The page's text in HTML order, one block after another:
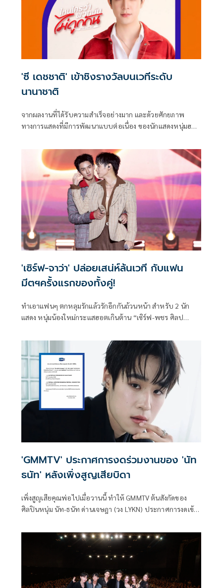
'ซี เดชชาติ' เข้าชิงรางวัลบนเวทีระดับ
นานาชาติ
จากผลงานที่ได้รับความสำเร็จอย่างมาก และด้วยศักยภาพ
ทางการแสดงที่มีการพัฒนาแบบต่อเนื่อง ของนักแสดงหนุ่มฮอต
เทนต์โพรไวเดอร์ชั้นนำของ เมืองไทย ในเครือบริษัท เดอะ วัน
เอ็นเตอร์ไพรส์ จำกัด (มหาชน)
'เซิร์ฟ-จาว่า' ปล่อยเสน่ห์ล้นเวที กับแฟน
มีตฯครั้งแรกของทั้งคู่!
ทำเอาแฟนๆ ตกหลุมรักแล้วรักอีกกันถ้วนหน้า สำหรับ 2 นัก
แสดง หนุ่มน้องใหม่กระแสฮอตเกินต้าน “เซิร์ฟ-พชร ศิลป
เทนต์โพรไวเดอร์ชั้นนำของเมืองไทย ที่สร้างความทรงจำแรก
ปล่อยเสน่ห์ล้นเวที พร้อมเอนเนอร์จี้เต็มร้อยโชว์จัดเต็มครบทุก
โมเมนต์ จนแฟนๆ ใจละลาย
'GMMTV' ประกาศการงดร่วมงานของ 'นัท
ธนัท' หลังเพิ่งสูญเสียบิดา
เพิ่งสูญเสียคุณพ่อไปเมื่อวานนี้ ทำให้ GMMTV ต้นสังกัดของ
ศิลปินหนุ่ม นัท-ธนัท ด่านเจษฎา (วง LYKN) ประกาศการงดเข้า